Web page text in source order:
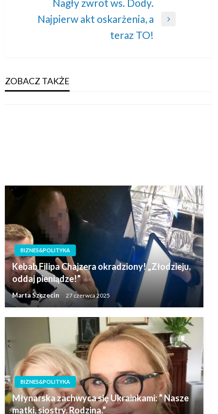
Next
Nagły zwrot ws. Dody.
Najpierw akt oskarżenia, a
teraz TO!
ZOBACZ TAKŻE
BIZNES&POLITYKA
Kebab Filipa Chajzera okradziony! „Złodzieju,
oddaj pieniądze!”
Marta Szczecin 27 czerwca 2025
BIZNES&POLITYKA
Młynarska zachwyca się Ukrainkami: ” Nasze
matki, siostry. Rodzina.”